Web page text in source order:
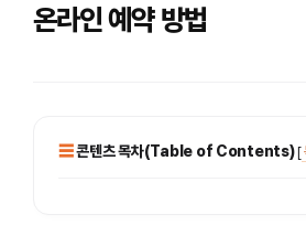
온라인 예약 방법
콘텐츠 목차(Table of Contents)[